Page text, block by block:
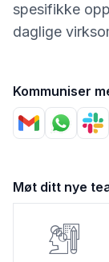
spesifikke
daglige
Kommuniser
Møt ditt nye